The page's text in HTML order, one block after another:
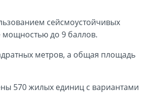
сейсмоустойчивых
мощностью до 9 баллов.
метров, а общая площадь
570 жилых единиц с вариантами